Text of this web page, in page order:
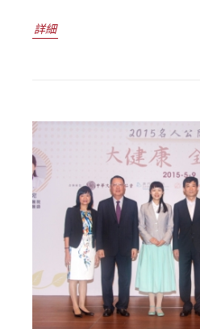
詳細